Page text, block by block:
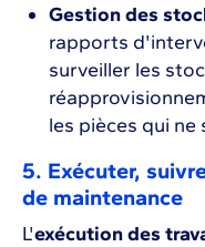
Gestion des
rapports
surveiller les
les pièces qui
5. Exécuter,
de maintenance
L'exécution des